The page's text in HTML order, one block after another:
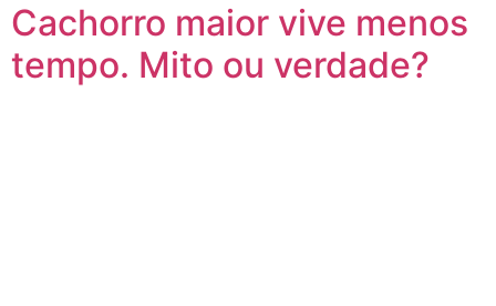
Cachorro maior vive menos
tempo. Mito ou verdade?